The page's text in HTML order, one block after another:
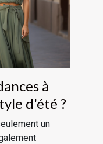
à
d'été ?
un